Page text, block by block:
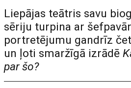
Liepājas teātris savu
sēriju turpina ar
portretējumu gandrīz
un ļoti smaržīgā izrādē
par šo?